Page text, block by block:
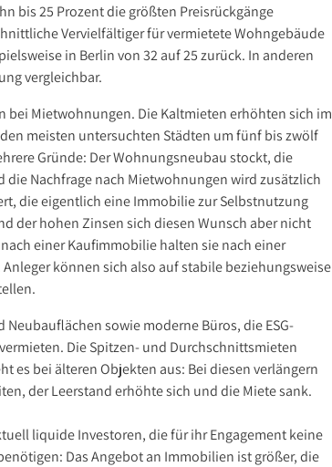
bis 25 Prozent die größten Preisrückgänge
Vervielfältiger für vermietete Wohngebäude
in Berlin von 32 auf 25 zurück. In anderen
vergleichbar.
bei Mietwohnungen. Die Kaltmieten erhöhten sich im
meisten untersuchten Städten um fünf bis zwölf
Gründe: Der Wohnungsneubau stockt, die
die Nachfrage nach Mietwohnungen wird zusätzlich
die eigentlich eine Immobilie zur Selbstnutzung
der hohen Zinsen sich diesen Wunsch aber nicht
einer Kaufimmobilie halten sie nach einer
können sich also auf stabile beziehungsweise
Neubauflächen sowie moderne Büros, die ESG-
Die Spitzen- und Durchschnittsmieten
es bei älteren Objekten aus: Bei diesen verlängern
der Leerstand erhöhte sich und die Miete sank.
liquide Investoren, die für ihr Engagement keine
Das Angebot an Immobilien ist größer, die